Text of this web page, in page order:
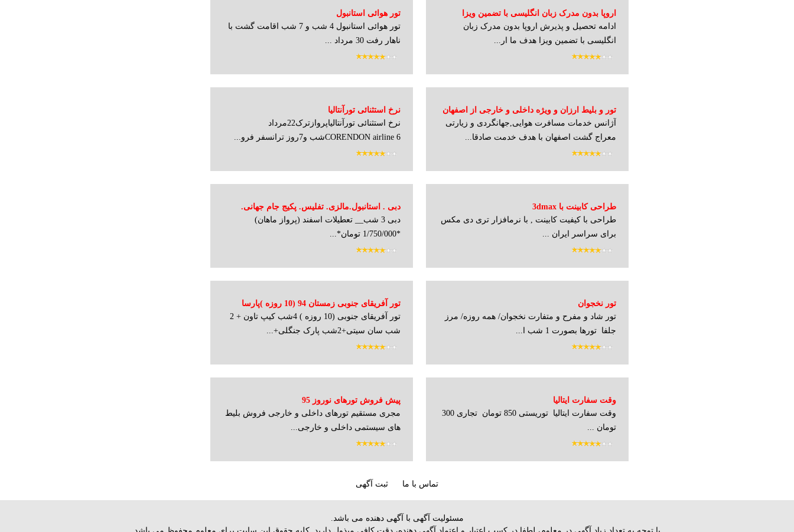
اروپا بدون مدرک زبان انگلیسی با تضمین ویزا
ادامه تحصیل و پذیرش اروپا بدون مدرک زبان
انگلیسی با تضمین ویزا هدف ما ار...
تور هوائی استانبول
تور هوائی استانبول 4 شب و 7 شب اقامت گشت با
ناهار رفت 30 مرداد ...
تور و بلیط ارزان و ویژه داخلی و خارجی از اصفهان
آژانس خدمات مسافرت هوایی,جهانگردی و زیارتی
معراج گشت اصفهان با هدف خدمت صادقا...
نرخ استثنائی تورآنتالیا
نرخ استثنائی تورآنتالیاپروازترک22مرداد
CORENDON airline 6شب و7روز ترانسفر فرو...
طراحی کابینت با 3dmax
طراحی با کیفیت کابینت , با نرمافزار تری دی مکس
برای سراسر ایران ...
دبی . استانبول.مالزی. تفلیس. پکیج جام جهانی.
دبی 3 شب__ تعطیلات اسفند (پرواز ماهان)
*1/750/000 تومان*...
تور نخجوان
تور شاد و مفرح و متفارت نخجوان/ همه روزه/ مرز
جلفا تورها بصورت 1 شب ا...
تور آفریقای جنوبی زمستان 94 (10 روزه )پارسا
گشت
تور آفریقای جنوبی (10 روزه ) 4شب کیپ تاون + 2
شب سان سیتی+2شب پارک جنگلی+...
وقت سفارت ایتالیا
وقت سفارت ایتالیا توریستی 850 تومان تجاری 300
تومان ...
پیش فروش تورهای نوروز 95
مجری مستقیم تورهای داخلی و خارجی فروش بلیط
های سیستمی داخلی و خارجی...
تماس با ما ثبت آگهی
مسئولیت آگهی با آگهی دهنده می باشد.